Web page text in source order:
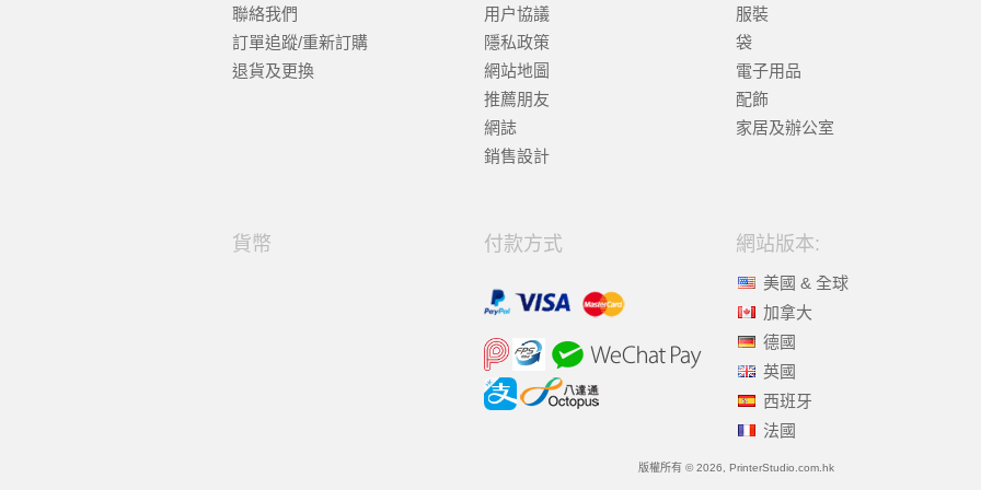
聯絡我們
訂單追蹤/重新訂購
退貨及更換
用户協議
隱私政策
網站地圖
推薦朋友
網誌
銷售設計
服裝
袋
電子用品
配飾
家居及辦公室
貨幣 付款方式 網站版本:
美國 & 全球
加拿大
德國
英國
西班牙
法國
版權所有 © 2026, PrinterStudio.com.hk